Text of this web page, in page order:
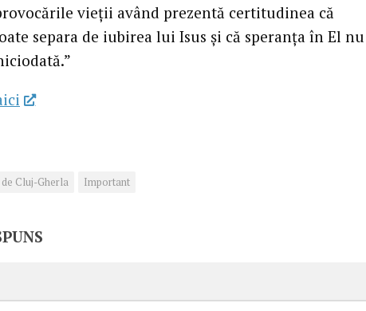
vieții având prezentă certitudinea că
separa de iubirea lui Isus și că speranța în El nu
de Cluj-Gherla Important